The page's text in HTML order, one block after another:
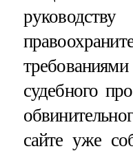
судебного
сайте уже